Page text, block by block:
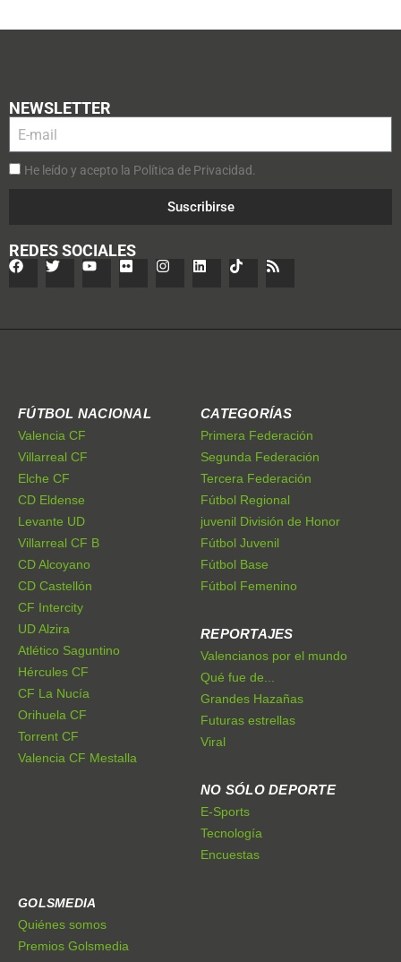
NEWSLETTER
He leído y acepto la Política de Privacidad.
Suscribirse
REDES SOCIALES
FÚTBOL NACIONAL
Valencia CF
Villarreal CF
Elche CF
CD Eldense
Levante UD
Villarreal CF B
CD Alcoyano
CD Castellón
CF Intercity
UD Alzira
Atlético Saguntino
Hércules CF
CF La Nucía
Orihuela CF
Torrent CF
Valencia CF Mestalla
CATEGORÍAS
Primera Federación
Segunda Federación
Tercera Federación
Fútbol Regional
juvenil División de Honor
Fútbol Juvenil
Fútbol Base
Fútbol Femenino
REPORTAJES
Valencianos por el mundo
Qué fue de...
Grandes Hazañas
Futuras estrellas
Viral
NO SÓLO DEPORTE
E-Sports
Tecnología
Encuestas
GOLSMEDIA
Quiénes somos
Premios Golsmedia